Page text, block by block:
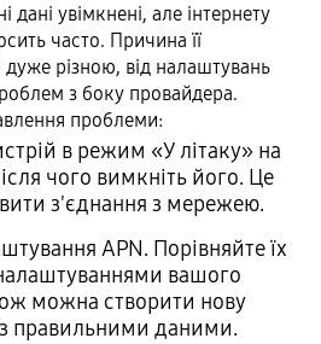
увімкнені, але інтернету
часто. Причина її
різною, від налаштувань
з боку провайдера.
проблеми:
в режим «У літаку» на
чого вимкніть його. Це
з'єднання з мережею.
APN. Порівняйте їх
вашого
можна створити нову
правильними даними.